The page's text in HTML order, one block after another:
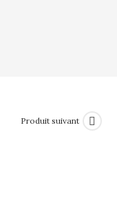
Produit suivant